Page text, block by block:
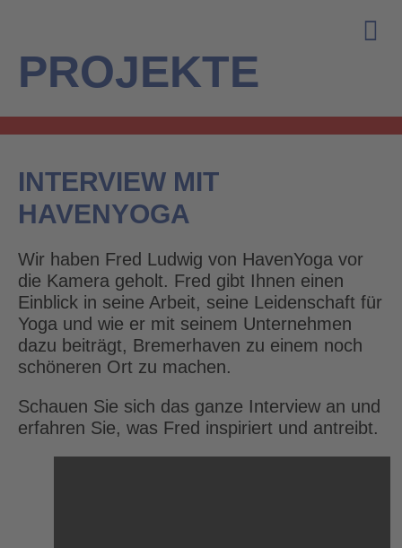
PROJEKTE
INTERVIEW MIT
HAVENYOGA
Wir haben Fred Ludwig von HavenYoga vor
die Kamera geholt. Fred gibt Ihnen einen
Einblick in seine Arbeit, seine Leidenschaft für
Yoga und wie er mit seinem Unternehmen
dazu beiträgt, Bremerhaven zu einem noch
schöneren Ort zu machen.
Schauen Sie sich das ganze Interview an und
erfahren Sie, was Fred inspiriert und antreibt.